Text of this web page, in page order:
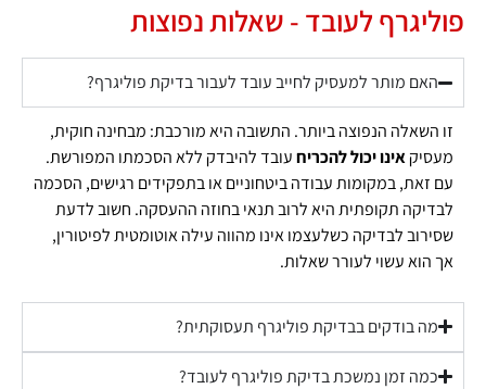
פוליגרף לעובד - שאלות נפוצות
האם מותר למעסיק לחייב עובד לעבור בדיקת פוליגרף?
זו השאלה הנפוצה ביותר. התשובה היא מורכבת: מבחינה חוקית,
מעסיקאינו יכול להכריחעובד להיבדק ללא הסכמתו המפורשת.
עם זאת, במקומות עבודה ביטחוניים או בתפקידים רגישים, הסכמה
לבדיקה תקופתית היא לרוב תנאי בחוזה ההעסקה. חשוב לדעת
שסירוב לבדיקה כשלעצמו אינו מהווה עילה אוטומטית לפיטורין,
אך הוא עשוי לעורר שאלות.
מה בודקים בבדיקת פוליגרף תעסוקתית?
כמה זמן נמשכת בדיקת פוליגרף לעובד?